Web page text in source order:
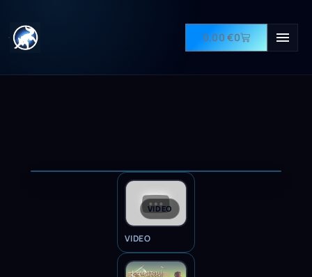
0,00€0
VIDEO
VIDEO